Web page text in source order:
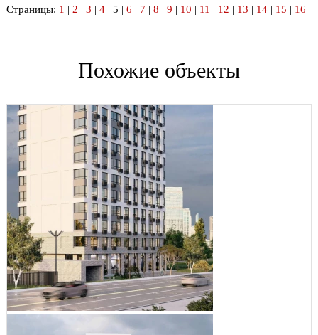
Страницы: 1 | 2 | 3 | 4| 5 | 6 | 7 | 8 | 9 | 10 | 11 | 12 | 13 | 14| 15 | 16
Похожие объекты